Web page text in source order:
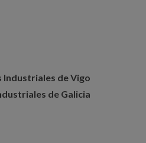
Industriales de Vigo
de Galicia